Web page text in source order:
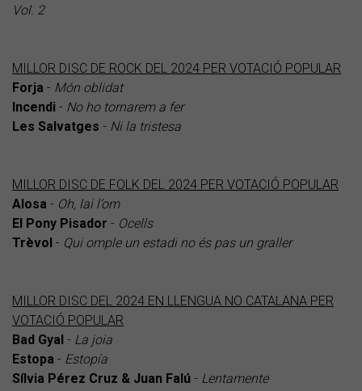
Vol. 2
MILLOR DISC DE ROCK DEL 2024 PER VOTACIÓ POPULAR
Forja - Món oblidat
Incendi - No ho tornarem a fer
Les Salvatges - Ni la tristesa
MILLOR DISC DE FOLK DEL 2024 PER VOTACIÓ POPULAR
Alosa - Oh, lai l’om
El Pony Pisador - Ocells
Trèvol - Qui omple un estadi no és pas un graller
MILLOR DISC DEL 2024 EN LLENGUA NO CATALANA PER
VOTACIÓ POPULAR
Bad Gyal - La joia
Estopa - Estopía
Sílvia Pérez Cruz & Juan Falú - Lentamente